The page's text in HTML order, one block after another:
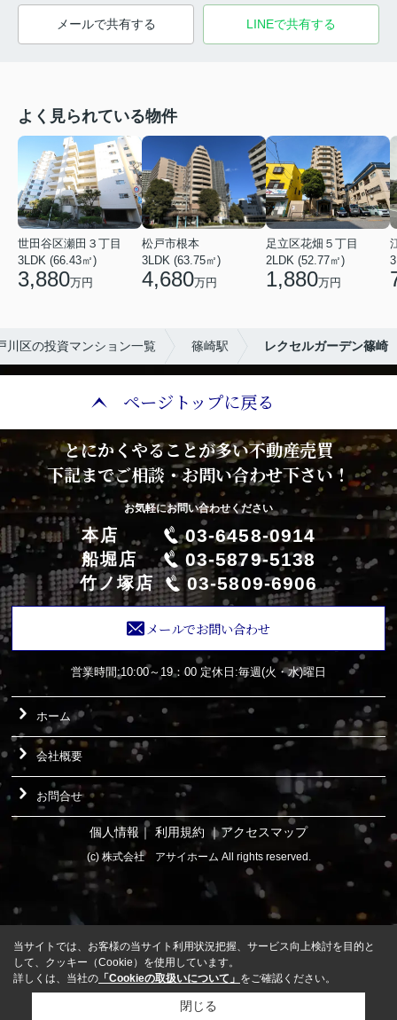
メールで共有する LINEで共有する
よく見られている物件
世田谷区瀬田３丁目
3LDK (66.43㎡)
3,880万円
松戸市根本
3LDK (63.75㎡)
4,680万円
足立区花畑５丁目
2LDK (52.77㎡)
1,880万円
川区の投資マンション一覧 篠崎駅 レクセルガーデン篠崎
ページトップに戻る
とにかくやることが多い不動産売買
下記までご相談・お問い合わせ下さい！
お気軽にお問い合わせください
本店 03-6458-0914
船堀店 03-5879-5138
竹ノ塚店 03-5809-6906
メールでお問い合わせ
営業時間:10:00～19：00 定休日:毎週(火・水)曜日
ホーム
会社概要
お問合せ
個人情報 ｜ 利用規約 ｜アクセスマップ
(c) 株式会社 アサイホーム All rights reserved.
当サイトでは、お客様の当サイト利用状況把握、サービス向上検討を目的と
して、クッキー（Cookie）を使用しています。
詳しくは、当社の 「Cookieの取扱いについて」 をご確認ください。
閉じる